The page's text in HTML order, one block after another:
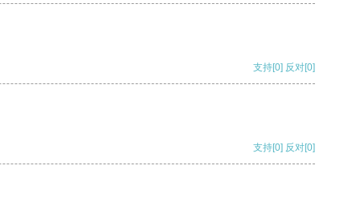
支持[0] 反对[0]
支持[0] 反对[0]